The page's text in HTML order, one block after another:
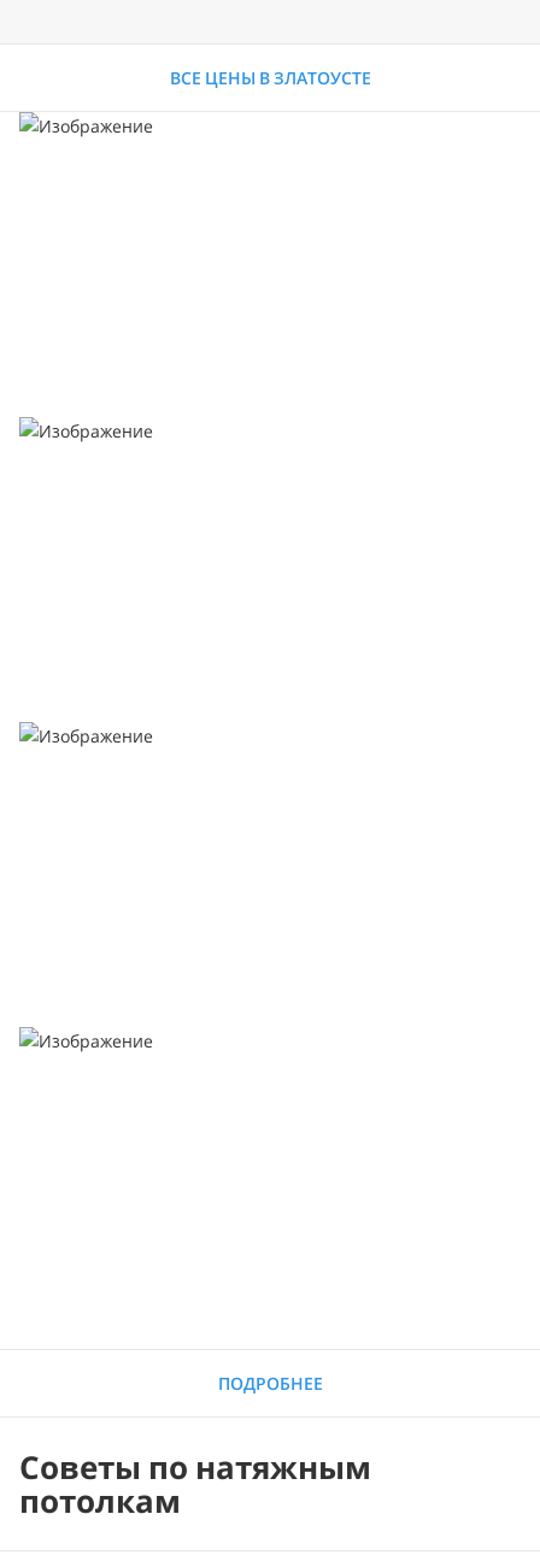
ВСЕ ЦЕНЫ В ЗЛАТОУСТЕ
ПОДРОБНЕЕ
Советы по натяжным
потолкам